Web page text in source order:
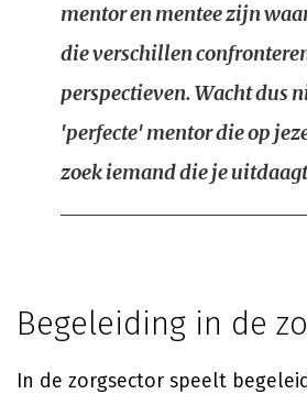
mentor en mentee zijn
die verschillen
perspectieven. Wacht dus
'perfecte' mentor die op
zoek iemand die je
Begeleiding in de
In de zorgsector speelt